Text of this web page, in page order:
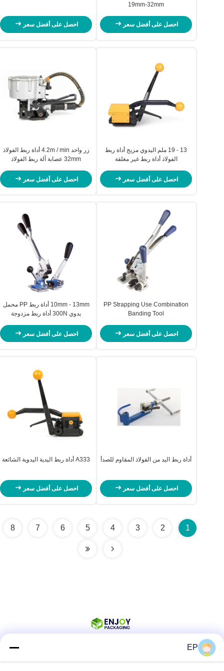
19mm-32mm
احصل على أفضل سعر احصل على أفضل سعر
13 - 19 ملم اليدوي مزيج أداة ربط
الفولاذ أداة ربط غير مغلقة
احصل على أفضل سعر
زر واحد 4.2m / min أداة ربط الفولاذ
32mm عصابة آلة ربط الفولاذ
احصل على أفضل سعر
PP Strapping Use Combination
Banding Tool
احصل على أفضل سعر
10mm - 13mm أداة ربط PP محمل
يدوي 300N أداة ربط مزدوجة
احصل على أفضل سعر
أداة ربط اليد من الفولاذ المقاوم للصدأ
احصل على أفضل سعر
A333 أداة ربط اليدية اليدوية الشائعة
احصل على أفضل سعر
1
2
3
4
5
6
7
8
EP